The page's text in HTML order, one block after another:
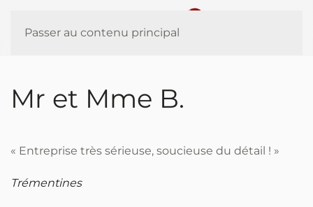
Passer au contenu principal
Mr et Mme B.
« Entreprise très sérieuse, soucieuse du détail ! »
Trémentines